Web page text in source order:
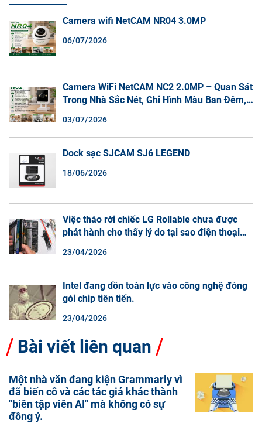
Camera wifi NetCAM NR04 3.0MP
06/07/2026
Camera WiFi NetCAM NC2 2.0MP – Quan Sát
Trong Nhà Sắc Nét, Ghi Hình Màu Ban Đêm,
03/07/2026
Dock sạc SJCAM SJ6 LEGEND
18/06/2026
Việc tháo rời chiếc LG Rollable chưa được
phát hành cho thấy lý do tại sao điện thoại
23/04/2026
Intel đang dồn toàn lực vào công nghệ đóng
gói chip tiên tiến.
23/04/2026
Bài viết liên quan
Một nhà văn đang kiện Grammarly vì
đã biến cô và các tác giả khác thành
"biên tập viên AI" mà không có sự
đồng ý.